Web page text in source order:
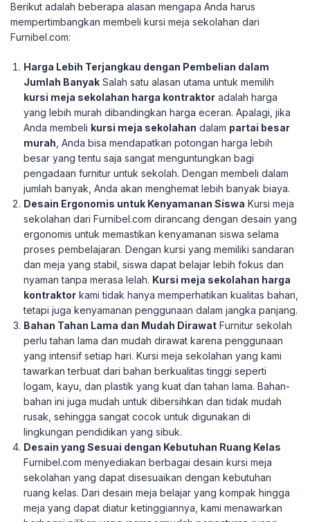
Berikut adalah beberapa alasan mengapa Anda harus
mempertimbangkan membeli kursi meja sekolahan dari
Furnibel.com:
Harga Lebih Terjangkau dengan Pembelian dalam
Jumlah Banyak Salah satu alasan utama untuk memilih
kursi meja sekolahan harga kontraktor adalah harga
yang lebih murah dibandingkan harga eceran. Apalagi, jika
Anda membeli kursi meja sekolahan dalam partai besar
murah , Anda bisa mendapatkan potongan harga lebih
besar yang tentu saja sangat menguntungkan bagi
pengadaan furnitur untuk sekolah. Dengan membeli dalam
jumlah banyak, Anda akan menghemat lebih banyak biaya.
Desain Ergonomis untuk Kenyamanan Siswa Kursi meja
sekolahan dari Furnibel.com dirancang dengan desain yang
ergonomis untuk memastikan kenyamanan siswa selama
proses pembelajaran. Dengan kursi yang memiliki sandaran
dan meja yang stabil, siswa dapat belajar lebih fokus dan
nyaman tanpa merasa lelah. Kursi meja sekolahan harga
kontraktor kami tidak hanya memperhatikan kualitas bahan,
tetapi juga kenyamanan penggunaan dalam jangka panjang.
Bahan Tahan Lama dan Mudah Dirawat Furnitur sekolah
perlu tahan lama dan mudah dirawat karena penggunaan
yang intensif setiap hari. Kursi meja sekolahan yang kami
tawarkan terbuat dari bahan berkualitas tinggi seperti
logam, kayu, dan plastik yang kuat dan tahan lama. Bahan-
bahan ini juga mudah untuk dibersihkan dan tidak mudah
rusak, sehingga sangat cocok untuk digunakan di
lingkungan pendidikan yang sibuk.
Desain yang Sesuai dengan Kebutuhan Ruang Kelas
Furnibel.com menyediakan berbagai desain kursi meja
sekolahan yang dapat disesuaikan dengan kebutuhan
ruang kelas. Dari desain meja belajar yang kompak hingga
meja yang dapat diatur ketinggiannya, kami menawarkan